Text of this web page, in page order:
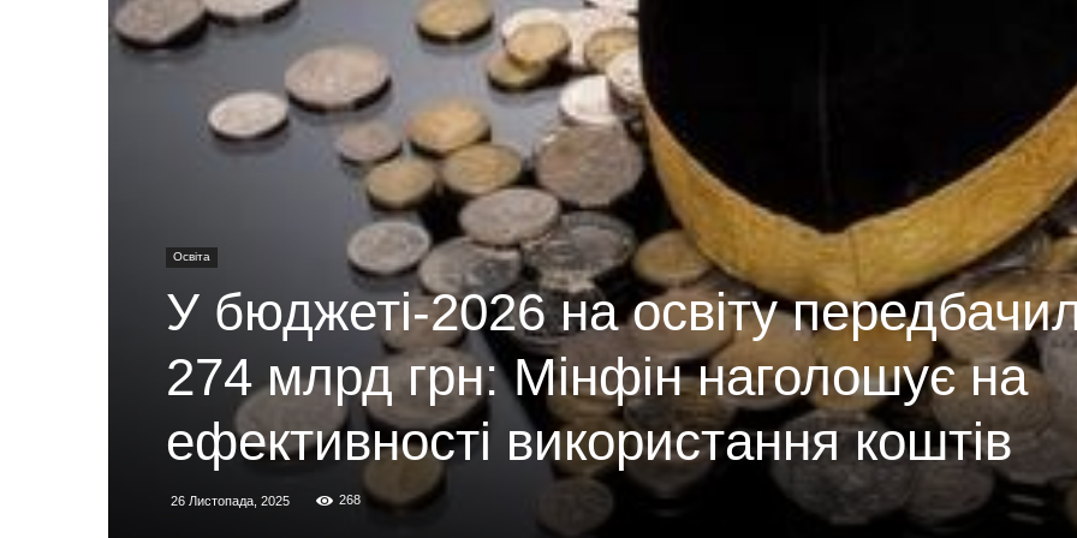
Освіта
У бюджеті-2026 на освіту
274 млрд грн: Мінфін наголошує на
ефективності використання коштів
26 Листопада, 2025 268